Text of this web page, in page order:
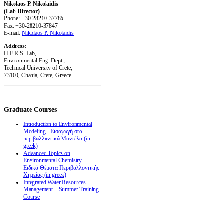
Nikolaos P. Nikolaidis
(Lab Director)
Phone: +30-28210-37785
Fax: +30-28210-37847
E-mail: Nikolaos P. Nikolaidis
Address:
H.E.R.S. Lab,
Environmental Eng. Dept.,
Technical University of Crete,
73100, Chania, Crete, Greece
Graduate Courses
Introduction to Environmental
Modeling - Εισαγωγή στα
περιβαλλοντικά Μοντέλα (in
greek)
Advanced Topics on
Environmental Chemistry -
Ειδικά Θέματα Περιβαλλοντικής
Χημείας (in greek)
Integrated Water Resources
Management – Summer Training
Course